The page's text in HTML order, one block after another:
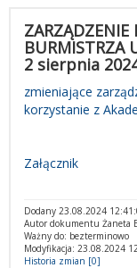
BURMISTRZA
2 sierpnia
zmieniające
korzystanie z
Załącznik
Dodany 23.08.2024
Autor dokumentu Żaneta
Ważny do: bezterminowo
Modyfikacja: 23.08.2024
Historia zmian [0]